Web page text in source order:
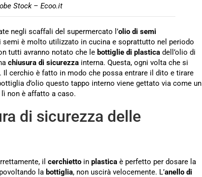
Stock – Ecoo.it
negli scaffali del supermercato l’olio di semi
semi è molto utilizzato in cucina e soprattutto nel periodo
tutti avranno notato che le bottiglie di plastica dell’olio di
chiusura di sicurezza interna. Questa, ogni volta che si
cerchio è fatto in modo che possa entrare il dito e tirare
d’olio questo tappo interno viene gettato via come un
non è affatto a caso.
di sicurezza delle
il cerchietto in plastica è perfetto per dosare la
la bottiglia, non uscirà velocemente. L’anello di